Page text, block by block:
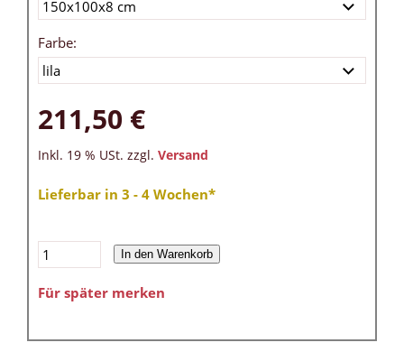
Farbe:
211,50 €
Inkl. 19 % USt. zzgl. Versand
Lieferbar in 3 - 4 Wochen*
In den Warenkorb
Für später merken